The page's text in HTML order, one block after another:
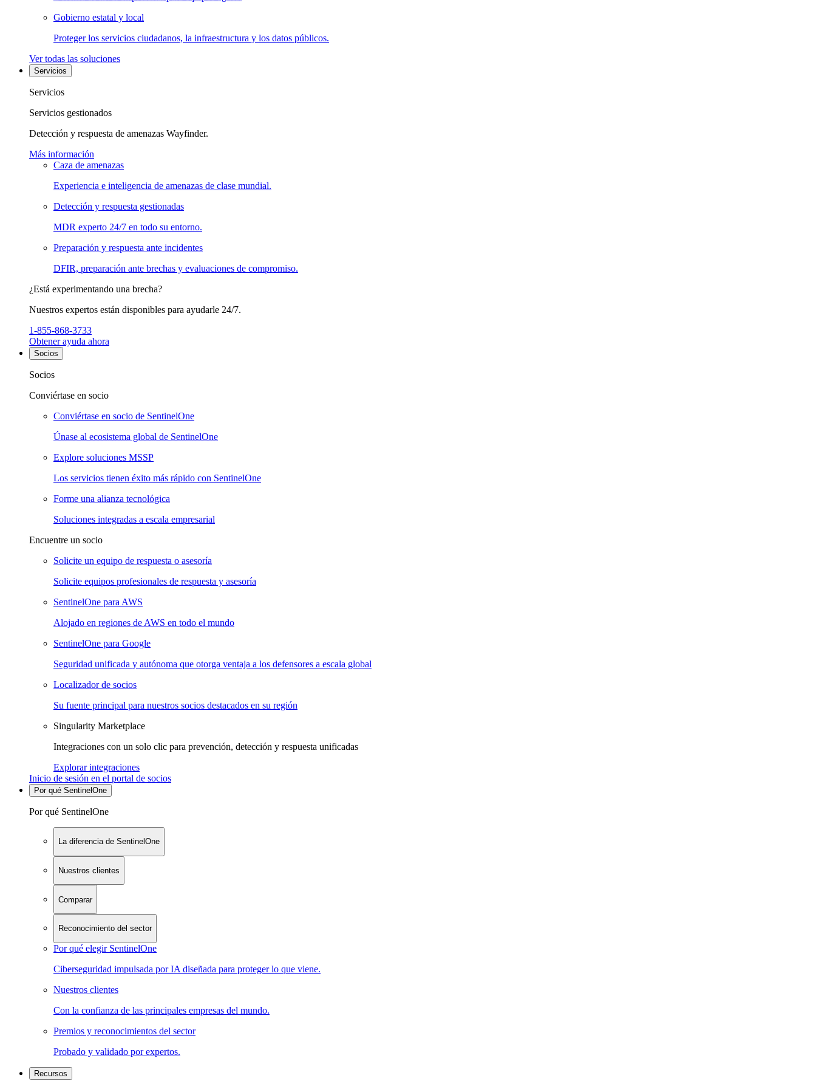
Gobierno estatal y local
Proteger los servicios ciudadanos, la infraestructura y los datos públicos.
Ver todas las soluciones
Servicios
Servicios
Servicios gestionados
Detección y respuesta de amenazas Wayfinder.
Más información
Caza de amenazas
Experiencia e inteligencia de amenazas de clase mundial.
Detección y respuesta gestionadas
MDR experto 24/7 en todo su entorno.
Preparación y respuesta ante incidentes
DFIR, preparación ante brechas y evaluaciones de compromiso.
¿Está experimentando una brecha?
Nuestros expertos están disponibles para ayudarle 24/7.
1-855-868-3733
Obtener ayuda ahora
Socios
Socios
Conviértase en socio
Conviértase en socio de SentinelOne
Únase al ecosistema global de SentinelOne
Explore soluciones MSSP
Los servicios tienen éxito más rápido con SentinelOne
Forme una alianza tecnológica
Soluciones integradas a escala empresarial
Encuentre un socio
Solicite un equipo de respuesta o asesoría
Solicite equipos profesionales de respuesta y asesoría
SentinelOne para AWS
Alojado en regiones de AWS en todo el mundo
SentinelOne para Google
Seguridad unificada y autónoma que otorga ventaja a los defensores a escala global
Localizador de socios
Su fuente principal para nuestros socios destacados en su región
Singularity Marketplace
Integraciones con un solo clic para prevención, detección y respuesta unificadas
Explorar integraciones
Inicio de sesión en el portal de socios
Por qué SentinelOne
Por qué SentinelOne
La diferencia de SentinelOne
Nuestros clientes
Comparar
Reconocimiento del sector
Por qué elegir SentinelOne
Ciberseguridad impulsada por IA diseñada para proteger lo que viene.
Nuestros clientes
Con la confianza de las principales empresas del mundo.
Premios y reconocimientos del sector
Probado y validado por expertos.
Recursos